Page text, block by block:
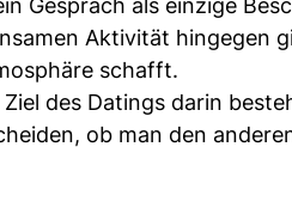
Gespräch als einzige
Aktivität hingegen
schafft.
des Datings darin
ob man den